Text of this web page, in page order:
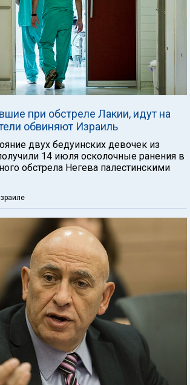
при обстреле Лакии, идут на
обвиняют Израиль
двух бедуинских девочек из
14 июля осколочные ранения в
обстрела Негева палестинскими